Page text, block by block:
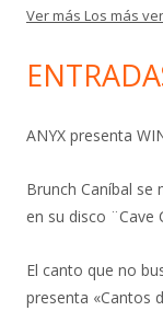
Ver más Los más
ANYX presenta
Brunch Caníbal se
en su disco ¨Cave
El canto que no
presenta «Cantos